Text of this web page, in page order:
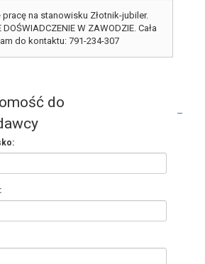
pracę na stanowisku Złotnik-jubiler.
W ZAWODZIE. Cała
do kontaktu: 791-234-307
do